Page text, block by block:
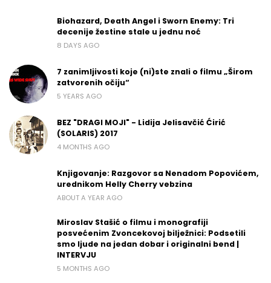
Biohazard, Death Angel i Sworn Enemy: Tri
decenije žestine stale u jednu noć
8 DAYS AGO
7 zanimljivosti koje (ni)ste znali o filmu „Širom
zatvorenih očiju“
5 YEARS AGO
BEZ "DRAGI MOJI" - Lidija Jelisavčić Ćirić
(SOLARIS) 2017
4 MONTHS AGO
Knjigovanje: Razgovor sa Nenadom Popovićem,
urednikom Helly Cherry vebzina
ABOUT A YEAR AGO
Miroslav Stašić o filmu i monografiji
posvećenim Zvoncekovoj bilježnici: Podsetili
smo ljude na jedan dobar i originalni bend |
INTERVJU
5 MONTHS AGO